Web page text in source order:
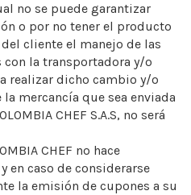
no se puede garantizar
o por no tener el producto
cliente el manejo de las
con la transportadora y/o
realizar dicho cambio y/o
mercancía que sea enviada
CHEF S.A.S, no será
CHEF no hace
en caso de considerarse
la emisión de cupones a su